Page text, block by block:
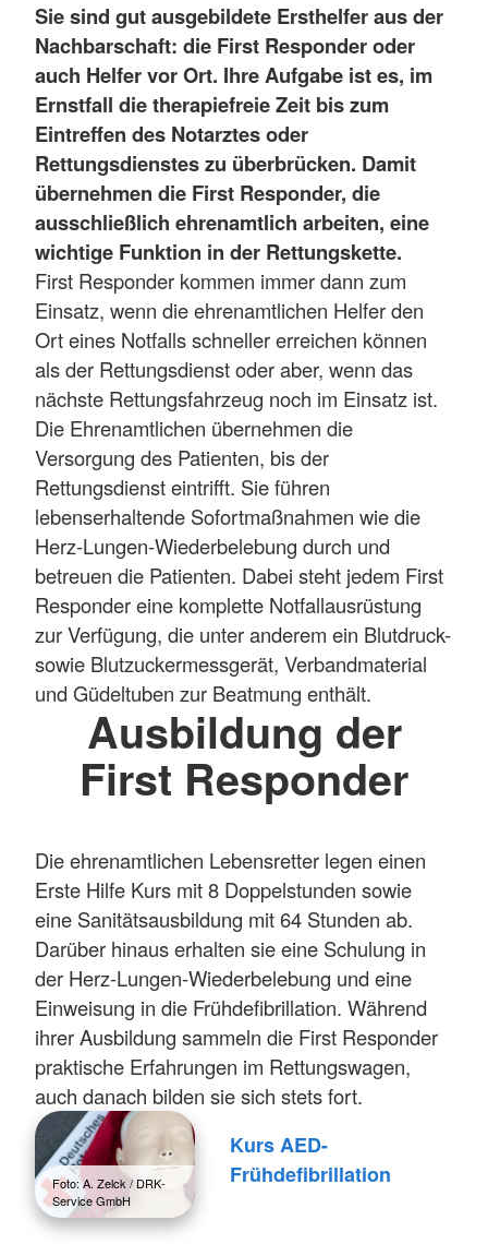
Sie sind gut ausgebildete Ersthelfer aus der
Nachbarschaft: die First Responder oder
auch Helfer vor Ort. Ihre Aufgabe ist es, im
Ernstfall die therapiefreie Zeit bis zum
Eintreffen des Notarztes oder
Rettungsdienstes zu überbrücken. Damit
übernehmen die First Responder, die
ausschließlich ehrenamtlich arbeiten, eine
wichtige Funktion in der Rettungskette.
First Responder kommen immer dann zum
Einsatz, wenn die ehrenamtlichen Helfer den
Ort eines Notfalls schneller erreichen können
als der Rettungsdienst oder aber, wenn das
nächste Rettungsfahrzeug noch im Einsatz ist.
Die Ehrenamtlichen übernehmen die
Versorgung des Patienten, bis der
Rettungsdienst eintrifft. Sie führen
lebenserhaltende Sofortmaßnahmen wie die
Herz-Lungen-Wiederbelebung durch und
betreuen die Patienten. Dabei steht jedem First
Responder eine komplette Notfallausrüstung
zur Verfügung, die unter anderem ein Blutdruck-
sowie Blutzuckermessgerät, Verbandmaterial
und Güdeltuben zur Beatmung enthält.
Ausbildung der
First Responder
Die ehrenamtlichen Lebensretter legen einen
Erste Hilfe Kurs mit 8 Doppelstunden sowie
eine Sanitätsausbildung mit 64 Stunden ab.
Darüber hinaus erhalten sie eine Schulung in
der Herz-Lungen-Wiederbelebung und eine
Einweisung in die Frühdefibrillation. Während
ihrer Ausbildung sammeln die First Responder
praktische Erfahrungen im Rettungswagen,
auch danach bilden sie sich stets fort.
Foto: A. Zelck / DRK-
Service GmbH
Kurs AED-
Frühdefibrillation